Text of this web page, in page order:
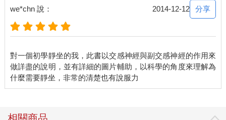
那段嬉皮歲月，我毫無保留地追尋人生真相，到頭來，我總算明
白一切答案早就安住在我心裡，根本無需窮盡千山萬水。要是我
一開始就知道……
至此，我終於明白所有的答案都在我們內心，只要探問自己的心
在本書裡，我對問題的答覆在許多方面都反映了我自己的心靈之
旅。無論值不值得一聽，是好是壞，都是我的心聲，只願能撼動
提問者和聽眾以為再理所當然不過的道理、信念、和偏見，再往
基於這些緣由，我會鼓勵讀者以開放的心態去讀這些問答，儘管
we*chn 說： 2014-12-12 分享
對一個初學靜坐的我，此書以交感神經與副交感神經的作用來
做詳盡的說明，並有詳細的圖片輔助，以科學的角度來理解為